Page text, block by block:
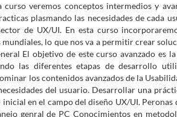
curso veremos conceptos intermedios y
plasmando las necesidades de cada
de UX/UI. En esta curso
mundiales, lo que nos va a permitir crear
El objetivo de este curso avanzado
las diferentes etapas de desarrollo
los contenidos avanzados de la
del usuario. Desarrollar una
en el campo del diseño UX/UI.
genral de PC Conocimientos en